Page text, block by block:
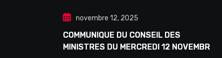
novembre 12, 2025
COMMUNIQUE DU CONSEIL DES
MINISTRES DU MERCREDI 12 NOVEMBRE